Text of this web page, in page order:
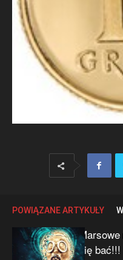
POWIĄZANE ARTYKUŁY
się bać!!!